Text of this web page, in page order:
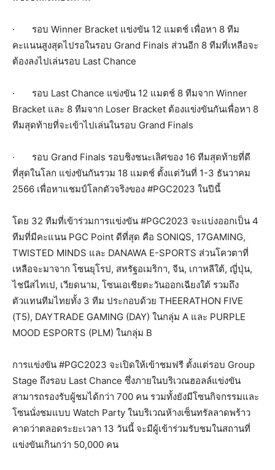
· รอบ Winner Bracket แข่งขัน 12 แมตช์ เพื่อหา 8 ทีม
คะแนนสูงสุดไปรอในรอบ Grand Finals ส่วนอีก 8 ทีมที่เหลือจะ
ต้องลงไปเล่นรอบ Last Chance
· รอบ Last Chance แข่งขัน 12 แมตช์ 8 ทีมจาก Winner
Bracket และ 8 ทีมจาก Loser Bracket ต้องแข่งขันกันเพื่อหา 8
ทีมสุดท้ายที่จะเข้าไปเล่นในรอบ Grand Finals
· รอบ Grand Finals รอบชิงชนะเลิศของ 16 ทีมสุดท้ายที่ดี
ที่สุดในโลก แข่งขันกันรวม 18 แมตช์ ตั้งแต่วันที่ 1-3 ธันวาคม
2566 เพื่อหาแชมป์โลกตัวจริงของ #PGC2023 ในปีนี้
โดย 32 ทีมที่เข้าร่วมการแข่งขัน #PGC2023 จะแบ่งออกเป็น 4
ทีมที่มีคะแนน PGC Point ดีที่สุด คือ SONIQS, 17GAMING,
TWISTED MINDS และ DANAWA E-SPORTS ส่วนโควตาที่
เหลือจะมาจาก โซนยุโรป, สหรัฐอเมริกา, จีน, เกาหลีใต้, ญี่ปุ่น,
ไชนีสไทเป, เวียดนาม, โซนเอเชียตะวันออกเฉียงใต้ รวมถึง
ตัวแทนทีมไทยทั้ง 3 ทีม ประกอบด้วย THEERATHON FIVE
(T5), DAYTRADE GAMING (DAY) ในกลุ่ม A และ PURPLE
MOOD ESPORTS (PLM) ในกลุ่ม B
การแข่งขัน #PGC2023 จะเปิดให้เข้าชมฟรี ตั้งแต่รอบ Group
Stage ถึงรอบ Last Chance ซึ่งภายในบริเวณฮอลล์แข่งขัน
สามารถรองรับผู้ชมได้กว่า 700 คน รวมทั้งยังมีโซนกิจกรรมและ
โซนนั่งชมแบบ Watch Party ในบริเวณห้างเซ็นทรัลลาดพร้าว
คาดว่าตลอดระยะเวลา 13 วันนี้ จะมีผู้เข้าร่วมรับชมในสถานที่
แข่งขันเกินกว่า 50,000 คน